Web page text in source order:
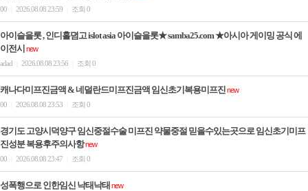
00
2026.08.08 23:59 조회 0
아이슬을롯 , 인디홀뎜고 is­lot asia 아이슬을롯★ samba25.com ★아시아 게이밍 공식 에
이전시new
adad
2026.08.08 23:56 조회 0
캐나다미프진금액 & 네덜란드미프진금액 임신초기복용미­프진new
00
2026.08.08 23:53 조회 0
경기도 고양시덕양구 임신중절수술 미프진 약물중절 믿을수있는곳으로 임신초기미프
진성분 복용후주의사항new
00
2026.08.08 23:47 조회 0
성폭행으로 인한임신 낙태낙­태new